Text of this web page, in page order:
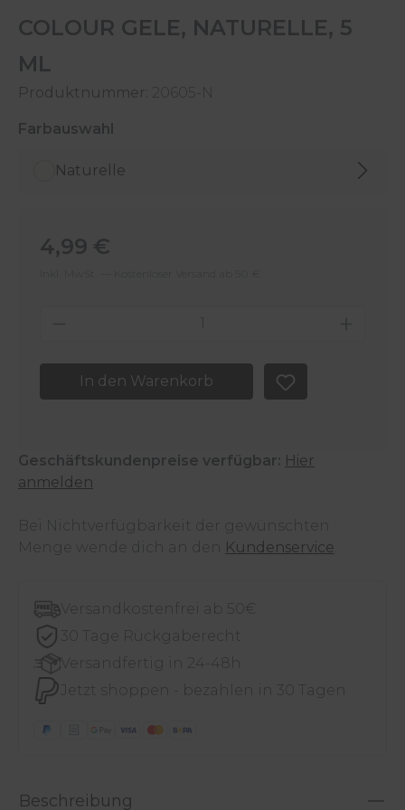
COLOUR GELE, NATURELLE, 5
ML
Produktnummer: 20605-N
Farbauswahl
Naturelle
Regulärer Preis:
4,99 €
Produkt Anzahl: Gib den
In den Warenkorb
Geschäftskundenpreise verfügbar: Hier
anmelden
Bei Nichtverfügbarkeit der gewünschten
Menge wende dich an den
Kundenservice
Versandkostenfrei ab 50€
30 Tage Rückgaberecht
Versandfertig in 24-48h
Jetzt shoppen - bezahlen in 30 Tagen
Beschreibung